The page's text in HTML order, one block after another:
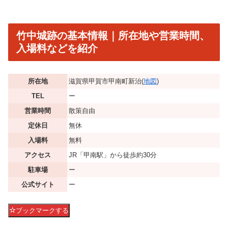
竹中城跡の基本情報｜所在地や営業時間、
入場料などを紹介
所在地 滋賀県甲賀市甲南町新治(地図)
TEL
ー
営業時間
散策自由
定休日
無休
入場料
無料
アクセス
JR「甲南駅」から徒歩約30分
駐車場
ー
公式サイト
ー
ブックマークする